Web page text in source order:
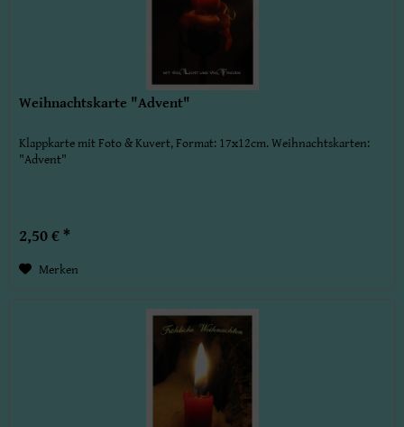
Weihnachtskarte "Advent"
Klappkarte mit Foto & Kuvert, Format: 17x12cm. Weihnachtskarten:
"Advent"
2,50 € *
Merken